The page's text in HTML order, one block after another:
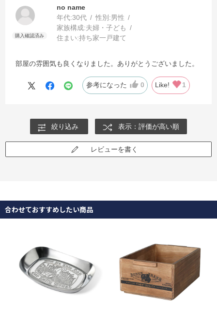
no name
年代:30代 性別:男性
家族構成:夫婦・子ども
住まい:持ち家一戸建て
部屋の雰囲気も良くなりました。ありがとうございました。
参考になった 0 Like! 1
絞り込み 表示：評価が高い順
レビューを書く
合わせておすすめしたい商品